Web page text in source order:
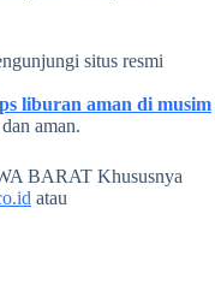
situs resmi
liburan aman di musim
aman.
BARAT Khususnya
atau